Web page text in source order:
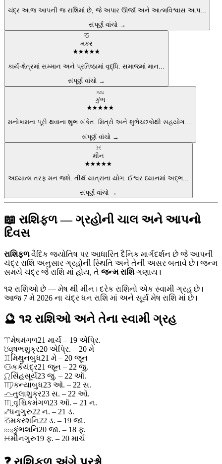
ચંદ્ર આજ આપની જ રાશિમાં છે, જે અપાર ઊર્જા અને આત્મવિશ્વાસ આપ
સંપૂર્ણ વાંચો →
♑
મકર
★★★★★
કાર્ય-ક્ષેત્રમાં સમ્માન અને પ્રતિષ્ઠામાં વૃદ્ધિ. સમાજમાં માન
સંપૂર્ણ વાંચો →
♒
કુંભ
★★★★★
મનોકામના પૂરી થવાના શુભ સંકેત. મિત્રો અને શુભેચ્છકોથી સહયોગ....
સંપૂર્ણ વાંચો →
♓
મીન
★★★★★
અધ્યાત્મ તરફ મન જશે. તીર્થ યાત્રાના યોગ. ઈશ્વર ધ્યાનમાં અદ્ભ
સંપૂર્ણ વાંચો →
📖 રાશિફળ — ગ્રહોની ચાલ અને આપનો
દિવસ
રાશિફળવૈદિક જ્યોતિષ પર આધારિત દૈનિક માર્ગદર્શન છે જે આપની
ચંદ્ર રાશિ અનુસાર ગ્રહોની સ્થિતિ અને તેની અસર બતાવે છે। જન્મ
સમયે ચંદ્ર જે રાશિ માં હોય, તે જન્મ રાશિગણાય।
૧૨ રાશિઓ છે — મેષ થી મીન। દરેક રાશિનો એક સ્વામી ગ્રહ છે।
આજ 7 મે 2026 ના ચંદ્ર ધન રાશિ માં અને સૂર્ય મેષ રાશિ માં છે।
🔮 ૧૨ રાશિઓ અને તેના સ્વામી ગ્રહ
♈મેષમંગળ21 માર્ચ – 19 એપ્રિ.
♉વૃષભશુક્ર20 એપ્રિ. – 20 મે
♊મિથુનબુધ21 મે – 20 જૂન
♋કર્કચંદ્ર21 જૂન – 22 જુ.
♌સિંહસૂર્ય23 જુ. – 22 ઑ.
♍કન્યાબુધ23 ઑ. – 22 સ.
♎તુલાશુક્ર23 સ. – 22 ઑ.
♏ વૃશ્ચિકમંગળ23 ઑ. – 21 ન.
♐ધનુગુરુ22 ન. – 21 ડ.
♑મકરશનિ22 ડ. – 19 જા.
♒કુંભશનિ20 જા. – 18 ફ.
♓મીનગુરુ19 ફ. – 20 માર્ચ